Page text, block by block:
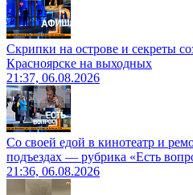
Скрипки на острове и секреты
Красноярске на выходных
21:37, 06.08.2026
Со своей едой в кинотеатр и
подъездах — рубрика «Есть
21:36, 06.08.2026